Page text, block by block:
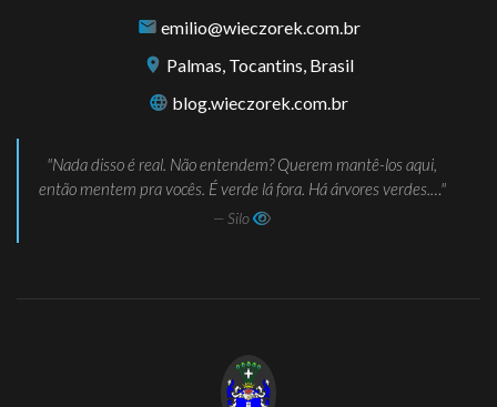
emilio@wieczorek.com.br
Palmas, Tocantins, Brasil
blog.wieczorek.com.br
Nada disso é real. Não entendem? Querem mantê-los aqui,
então mentem pra vocês. É verde lá fora. Há árvores verdes.…
— Silo